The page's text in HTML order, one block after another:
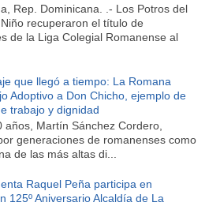
Rep. Dominicana. .- Los Potros del
recuperaron el título de
de la Liga Colegial Romanense al
que llegó a tiempo: La Romana
Adoptivo a Don Chicho, ejemplo de
trabajo y dignidad
años, Martín Sánchez Cordero,
generaciones de romanenses como
de las más altas di...
Raquel Peña participa en
125º Aniversario Alcaldía de La